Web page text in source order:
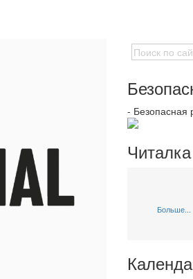
- Безопасная
Читалка
Больше...